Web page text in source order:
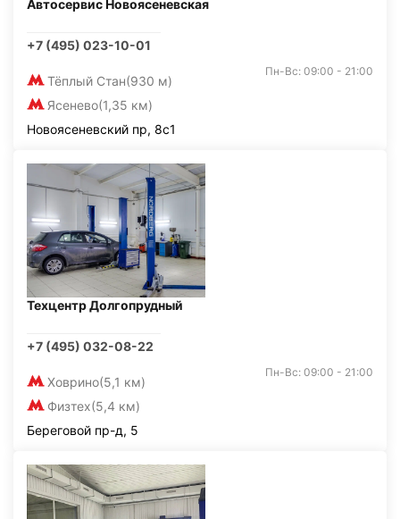
Автосервис Новоясеневская
+7 (495) 023-10-01
Тёплый Стан(930 м)
Ясенево(1,35 км)
Пн-Вс: 09:00 - 21:00
Новоясеневский пр, 8с1
Техцентр Долгопрудный
+7 (495) 032-08-22
Ховрино(5,1 км)
Физтех(5,4 км)
Пн-Вс: 09:00 - 21:00
Береговой пр-д, 5